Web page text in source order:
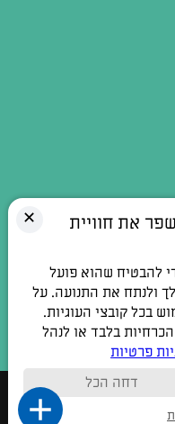
✕
את חוויית
להבטיח שהוא פועל
ולנתח את התנועה. על
בכל קובצי העוגיות.
בלבד או לנהל
פרטיות
דחה הכל